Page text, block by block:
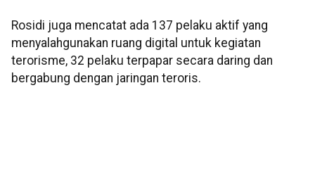
Rosidi juga mencatat ada 137 pelaku aktif yang
menyalahgunakan ruang digital untuk kegiatan
terorisme, 32 pelaku terpapar secara daring dan
bergabung dengan jaringan teroris.